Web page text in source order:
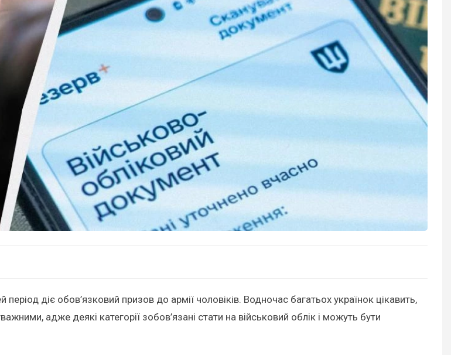
діє обов’язковий призов до армії чоловіків. Водночас багатьох українок цікавить,
адже деякі категорії зобов’язані стати на військовий облік і можуть бути